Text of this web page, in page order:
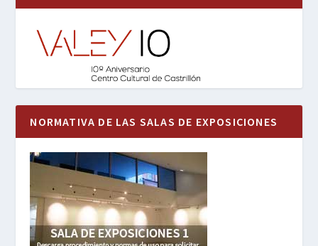
NORMATIVA DE LAS SALAS DE EXPOSICIONES